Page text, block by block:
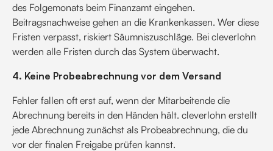
des Folgemonats beim Finanzamt eingehen.
Beitragsnachweise gehen an die Krankenkassen. Wer diese
Fristen verpasst, riskiert Säumniszuschläge. Bei cleverlohn
werden alle Fristen durch das System überwacht.
4. Keine Probeabrechnung vor dem Versand
Fehler fallen oft erst auf, wenn der Mitarbeitende die
Abrechnung bereits in den Händen hält. cleverlohn erstellt
jede Abrechnung zunächst als Probeabrechnung, die du
vor der finalen Freigabe prüfen kannst.